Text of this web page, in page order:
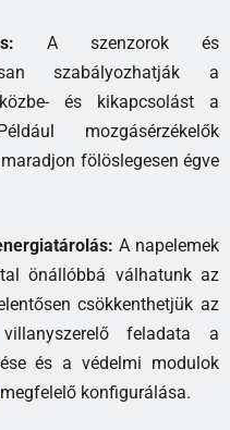
A szenzorok és
szabályozhatják a
és kikapcsolást a
mozgásérzékelők
fölöslegesen égve
A napelemek
önállóbbá válhatunk az
csökkenthetjük az
feladata a
és a védelmi modulok
konfigurálása.